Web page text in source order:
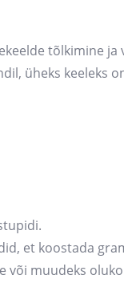
tõlkimine ja
üheks keeleks
et koostada
või muudeks